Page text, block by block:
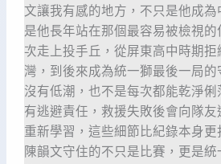
文讓我有感的地方，不只是他成為
是他長年站在那個最容易被檢視
次走上投手丘，從屏東高中時期拒
灣，到後來成為統一獅最後一局
沒有低潮，也不是每次都能乾淨
有逃避責任，救援失敗後會向隊
重新學習，這些細節比紀錄本身更
陳韻文守住的不只是比賽，更是